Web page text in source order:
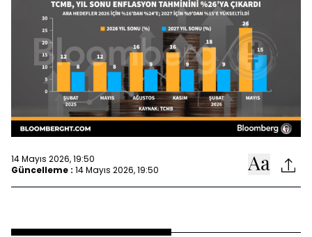
14 Mayıs 2026, 19:50
Güncelleme : 14 Mayıs 2026, 19:50